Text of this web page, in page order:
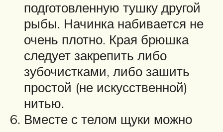
подготовленную тушку другой
рыбы. Начинка набивается не
очень плотно. Края брюшка
следует закрепить либо
зубочистками, либо зашить
простой (не искусственной)
нитью.
Вместе с телом щуки можно